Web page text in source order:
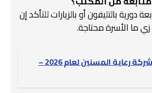
دورية بالتليفون أو بالزيارات للتأكد إن
ما الأسرة محتاجة.
شركة رعاية المسنين لعام 2026 –